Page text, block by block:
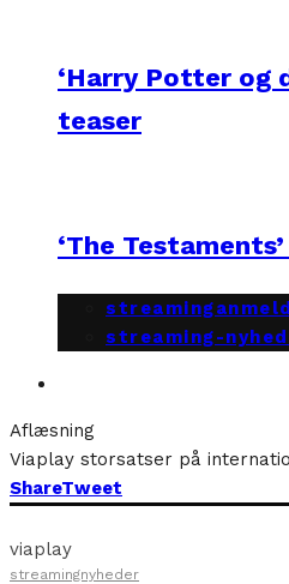
‘Harry Potter og
teaser
‘The
streaming-
Aflæsning
Viaplay storsatser på
ShareTweet
viaplay
streamingnyheder